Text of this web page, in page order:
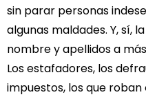
sin parar personas
algunas maldades. Y, sí,
nombre y apellidos a
Los estafadores, los
impuestos, los que